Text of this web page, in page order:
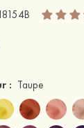
: Taupe